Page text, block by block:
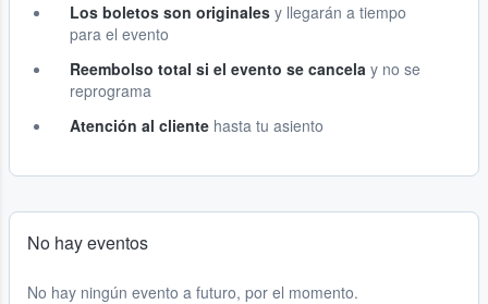
Los boletos son originales y llegarán a tiempo
para el evento
Reembolso total si el evento se cancela y no se
reprograma
Atención al cliente hasta tu asiento
No hay eventos
No hay ningún evento a futuro, por el momento.